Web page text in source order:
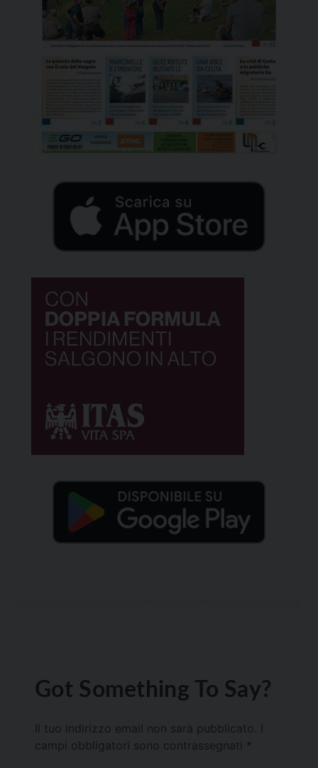
Got Something To Say?
Il tuo indirizzo email non sarà pubblicato.
campi obbligatori sono contrassegnati *